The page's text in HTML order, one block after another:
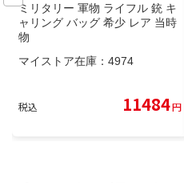
ミリタリー 軍物 ライフル 銃 キ
ャリング バッグ 希少 レア 当時
物
マイストア在庫： 4974
税込 11484円